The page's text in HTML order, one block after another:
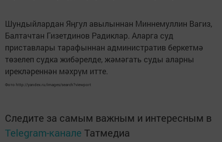
Шундыйлардан Яңгул авылыннан Миннемуллин Вагиз,
Балтачтан Гизетдинов Радиклар. Аларга суд
приставлары тарафыннан административ беркетмә
төзелеп судка жибәрелде, жәмәгать суды аларны
ирекләреннән мәхрүм итте.
Фото http://yandex.ru/images/search?viewport
Следите за самым важным и интересным в
Telegram-канале Татмедиа